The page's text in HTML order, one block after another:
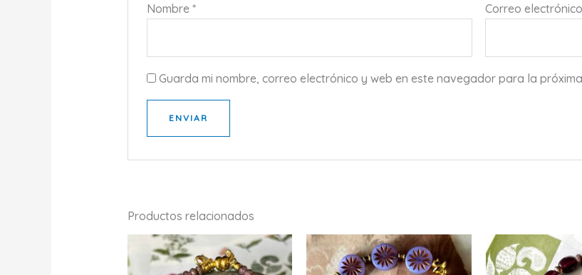
Nombre* Correo
Guarda mi nombre, correo electrónico y web en este navegador para la
Productos relacionados